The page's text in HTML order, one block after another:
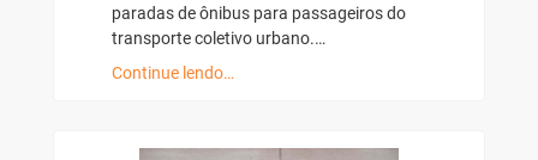
paradas de ônibus para passageiros do
transporte coletivo urbano.…
Continue lendo…